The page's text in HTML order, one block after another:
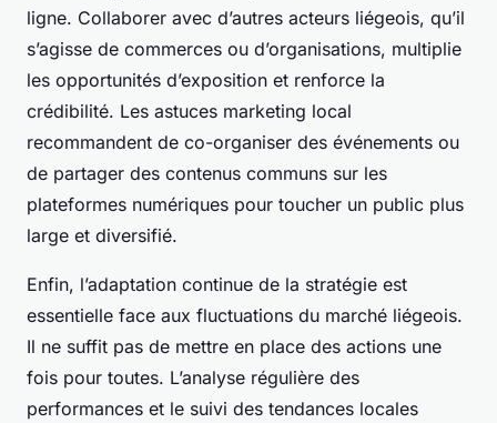
ligne. Collaborer avec d’autres acteurs liégeois, qu’il
s’agisse de commerces ou d’organisations, multiplie
les opportunités d’exposition et renforce la
crédibilité. Les astuces marketing local
recommandent de co-organiser des événements ou
de partager des contenus communs sur les
plateformes numériques pour toucher un public plus
large et diversifié.
Enfin, l’adaptation continue de la stratégie est
essentielle face aux fluctuations du marché liégeois.
Il ne suffit pas de mettre en place des actions une
fois pour toutes. L’analyse régulière des
performances et le suivi des tendances locales